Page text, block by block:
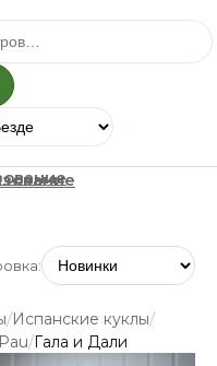
/Испанские куклы/
/Гала и Дали